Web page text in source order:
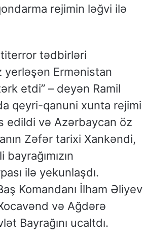
rejimin ləğvi ilə
tədbirləri
Ermənistan
etdi” – deyən Ramil
qeyri-qanuni xunta rejimi
edildi və Azərbaycan öz
Zəfər tarixi Xankəndi,
ilə yekunlaşdı.
Komandanı İlham Əliyev
və Ağdərə
Bayrağını ucaltdı.